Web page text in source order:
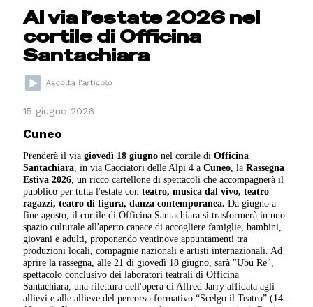
Al via l’estate 2026 nel
cortile di Officina
Santachiara
15 giugno 2026
Cuneo
Prenderà il viagiovedì 18 giugno nel cortile di Officina
Santachiara, in via Cacciatori delle Alpi 4 aCuneo, laRassegna
Estiva 2026, un ricco cartellone di spettacoli che accompagnerà il
pubblico per tutta l'estate conteatro, musica dal vivo, teatro
ragazzi, teatro di figura, danza contemporanea. Da giugno a
fine agosto, il cortile di Officina Santachiara si trasformerà in uno
spazio culturale all'aperto capace di accogliere famiglie, bambini,
giovani e adulti, proponendo ventinove appuntamenti tra
produzioni locali, compagnie nazionali e artisti internazionali. Ad
aprire la rassegna, alle 21 di giovedì 18 giugno, sarà "Ubu Re",
spettacolo conclusivo dei laboratori teatrali di Officina
Santachiara, una rilettura dell'opera di Alfred Jarry affidata agli
allievi e alle allieve del percorso formativo “Scelgo il Teatro” (14-